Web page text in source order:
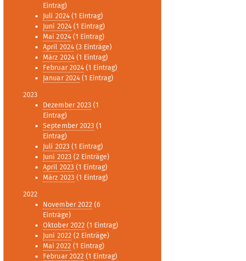
Eintrag)
Juli 2024(1 Eintrag)
Juni 2024(1 Eintrag)
Mai 2024(1 Eintrag)
April 2024 (3 Einträge)
März 2024(1 Eintrag)
Februar 2024 (1 Eintrag)
Januar 2024 (1 Eintrag)
2023
Dezember 2023 (1
Eintrag)
September 2023 (1
Eintrag)
Juli 2023 (1 Eintrag)
Juni 2023 (2 Einträge)
April 2023 (1 Eintrag)
März 2023 (1 Eintrag)
2022
November 2022 (6
Einträge)
Oktober 2022 (1 Eintrag)
Juni 2022 (2 Einträge)
Mai 2022 (1 Eintrag)
Februar 2022 (1 Eintrag)